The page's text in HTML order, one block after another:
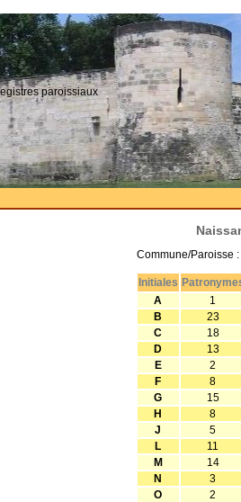
paroissiaux
Commune/Paroisse :
Initiales
A
1
B
23
C
18
D
13
E
2
F
8
G
15
H
8
J
5
L
11
M
14
N
3
O
2